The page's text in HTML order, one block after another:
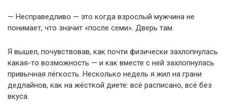
— Несправедливо — это когда взрослый мужчина не
понимает, что значит «после семи». Дверь там.
Я вышел, почувствовав, как почти физически захлопнулась
какая-то возможность — и как вместе с ней захлопнулась
привычная лёгкость. Несколько недель я жил на грани
дедлайнов, как на жёсткой диете: всё расписано, всё без
вкуса.